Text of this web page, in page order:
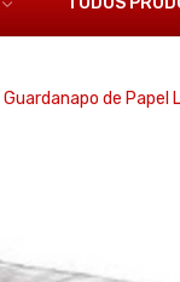
Guardanapo de